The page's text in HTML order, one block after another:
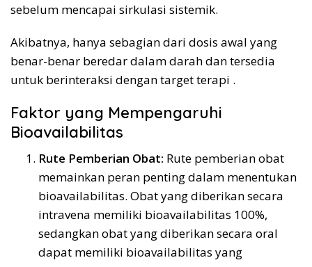
sebelum mencapai sirkulasi sistemik.
Akibatnya, hanya sebagian dari dosis awal yang
benar-benar beredar dalam darah dan tersedia
untuk berinteraksi dengan target terapi .
Faktor yang Mempengaruhi
Bioavailabilitas
Rute Pemberian Obat: Rute pemberian obat
memainkan peran penting dalam menentukan
bioavailabilitas. Obat yang diberikan secara
intravena memiliki bioavailabilitas 100%,
sedangkan obat yang diberikan secara oral
dapat memiliki bioavailabilitas yang